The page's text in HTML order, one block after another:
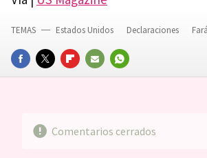
FACEBOOKTWITTERFLIPBOARD
E-
WHATSAPP
TEMAS Estados Unidos Declaraciones
Comentarios cerrados